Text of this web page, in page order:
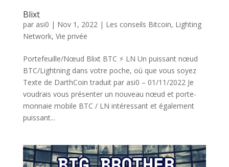
Blixt
par asi0 | Nov 1, 2022 | Les conseils Bitcoin, Lighting
Network, Vie privée
Portefeuille/Nœud Blixt BTC ⚡️ LN Un puissant nœud
BTC/Lightning dans votre poche, où que vous soyez
Texte de DarthCoin traduit par asi0 – 01/11/2022 Je
voudrais vous présenter un nouveau nœud et porte-
monnaie mobile BTC / LN intéressant et également
puissant...